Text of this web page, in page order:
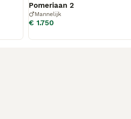
Pomeriaan 2
Mannelijk
€ 1.750